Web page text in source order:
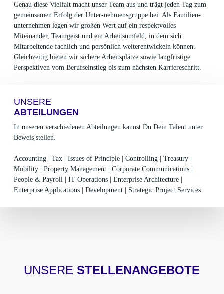
Genau diese Vielfalt macht unser Team aus und trägt jeden Tag zum
gemeinsamen Erfolg der Unter-nehmensgruppe bei. Als Familien-
unternehmen legen wir großen Wert auf ein respektvolles
Miteinander, Teamgeist und ein Arbeitsumfeld, in dem sich
Mitarbeitende fachlich und persönlich weiterentwickeln können.
Gleichzeitig bieten wir sichere Arbeitsplätze sowie langfristige
Perspektiven vom Berufseinstieg bis zum nächsten Karriereschritt.
UNSERE
ABTEILUNGEN
In unseren verschiedenen Abteilungen kannst Du Dein Talent unter
Beweis stellen.
Accounting | Tax | Issues of Principle | Controlling | Treasury |
Mobility | Property Management | Corporate Communications |
People & Payroll | IT Operations | Enterprise Architecture |
Enterprise Applications | Development | Strategic Project Services
UNSERE STELLENANGEBOTE